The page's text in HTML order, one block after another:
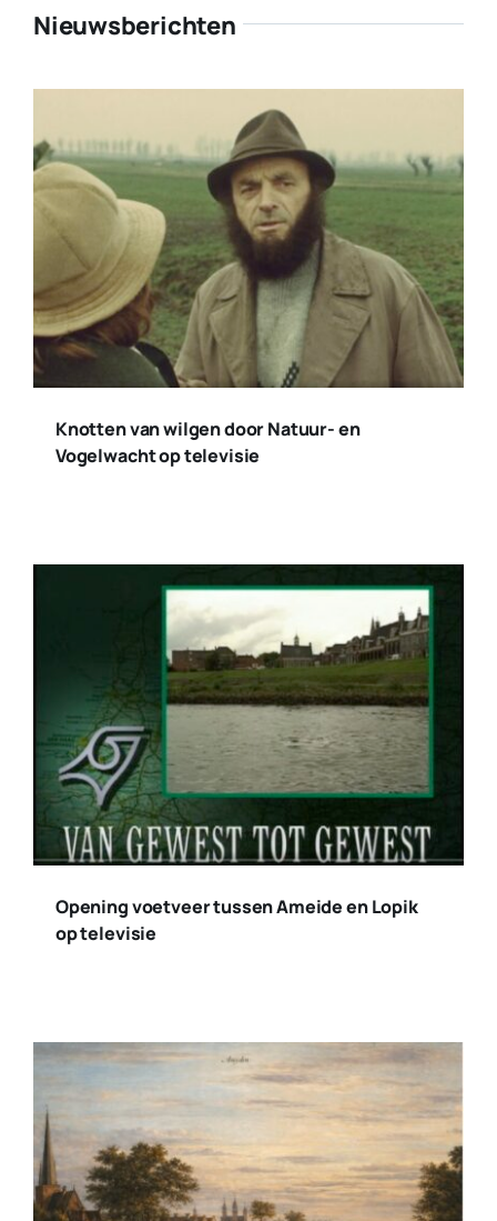
Nieuwsberichten
Knotten van wilgen door Natuur- en
Vogelwacht op televisie
Opening voetveer tussen Ameide en Lopik
op televisie